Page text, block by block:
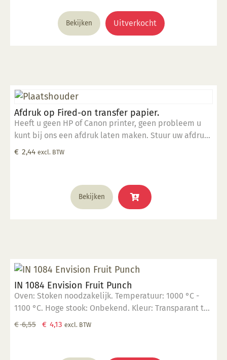
Bekijken Uitverkocht
Afdruk op Fired-on transfer papier.
Heeft u geen HP of Canon printer, geen probleem u
kunt bij ons een afdruk laten maken. Stuur uw afdruk
in pdf formaat naar ons email adres en bestel dit
€ 2,44 excl. BTW
Bekijken
IN 1084 Envision Fruit Punch
Oven: Stoken noodzakelijk. Temperatuur: 1000 °C -
1100 °C. Hoge stook: Onbekend. Kleur: Transparant tot
opaak. Aantal lagen: 1-3 lagen. Voedselveilig:
te gebruiken: 1. Breng aan op een 1060 °C biscuit
€6,55
Oorspronkelijke
€ 4,13 Huidige
excl. BTW